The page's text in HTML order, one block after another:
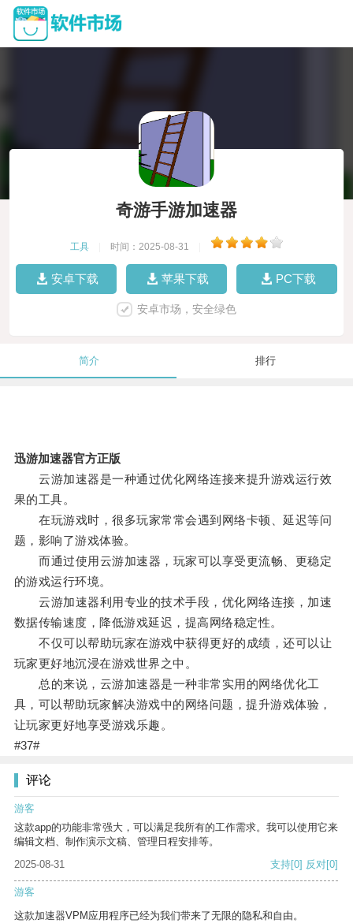
奇游手游加速器
工具 时间：2025-08-31
安卓下载 苹果下载 PC下载
安卓市场，安全绿色
简介 排行
迅游加速器官方正版
云游加速器是一种通过优化网络连接来提升游戏运行效
果的工具。
在玩游戏时，很多玩家常常会遇到网络卡顿、延迟等问
题，影响了游戏体验。
而通过使用云游加速器，玩家可以享受更流畅、更稳定
的游戏运行环境。
云游加速器利用专业的技术手段，优化网络连接，加速
数据传输速度，降低游戏延迟，提高网络稳定性。
不仅可以帮助玩家在游戏中获得更好的成绩，还可以让
玩家更好地沉浸在游戏世界之中。
总的来说，云游加速器是一种非常实用的网络优化工
具，可以帮助玩家解决游戏中的网络问题，提升游戏体验，
让玩家更好地享受游戏乐趣。
#37#
评论
游客
这款app的功能非常强大，可以满足我所有的工作需求。我可以使用它来
编辑文档、制作演示文稿、管理日程安排等。
2025-08-31
支持[0] 反对[0]
游客
这款加速器VPM应用程序已经为我们带来了无限的隐私和自由。